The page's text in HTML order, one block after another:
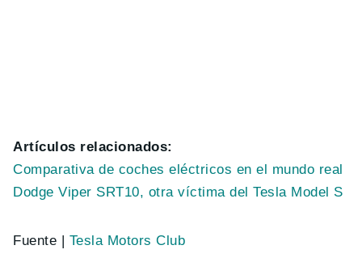
Artículos relacionados:
Comparativa de coches eléctricos en el mundo real
Dodge Viper SRT10, otra víctima del Tesla Model S
Fuente | Tesla Motors Club